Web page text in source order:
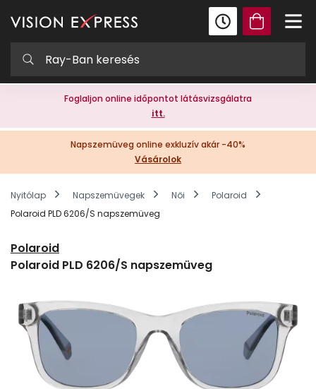
Foglaljon online időpontot látásvizsgálatra
itt.
Napszemüveg online exkluzív akár -40%
Vásárolok
Nyitólap Napszemüvegek Női
Polaroid
Polaroid PLD 6206/S napszemüveg
Polaroid
Polaroid PLD 6206/S napszemüveg